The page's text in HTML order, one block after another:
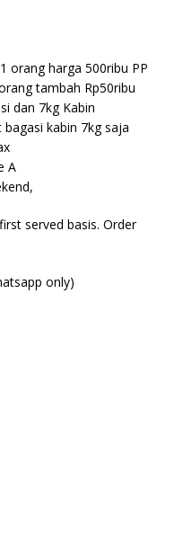
orang harga 500ribu PP
tambah Rp50ribu
dan 7kg Kabin
kabin 7kg saja
A
served basis. Order
only)